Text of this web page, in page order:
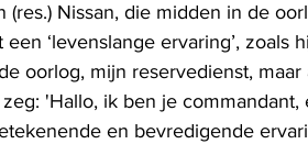
(res.) Nissan, die midden in de
een ‘levenslange ervaring’, zoals
oorlog, mijn reservedienst,
'Hallo, ik ben je
en bevredigende